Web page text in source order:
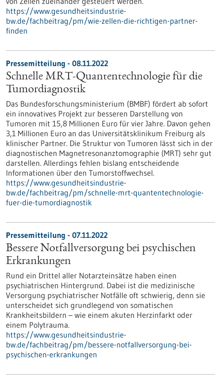
https://www.gesundheitsindustrie-
bw.de/fachbeitrag/pm/wie-zellen-die-richtigen-partner-
finden
Pressemitteilung - 08.11.2022
Schnelle MRT-Quantentechnologie für die
Tumordiagnostik
Das Bundesforschungsministerium (BMBF) fördert ab sofort
ein innovatives Projekt zur besseren Darstellung von
Tumoren mit 15,8 Millionen Euro für vier Jahre. Davon gehen
3,1 Millionen Euro an das Universitätsklinikum Freiburg als
klinischer Partner. Die Struktur von Tumoren lässt sich in der
diagnostischen Magnetresonanztomographie (MRT) sehr gut
darstellen. Allerdings fehlen bislang entscheidende
Informationen über den Tumorstoffwechsel.
https://www.gesundheitsindustrie-
bw.de/fachbeitrag/pm/schnelle-mrt-quantentechnologie-
fuer-die-tumordiagnostik
Pressemitteilung - 07.11.2022
Bessere Notfallversorgung bei psychischen
Erkrankungen
Rund ein Drittel aller Notarzteinsätze haben einen
psychiatrischen Hintergrund. Dabei ist die medizinische
Versorgung psychiatrischer Notfälle oft schwierig, denn sie
unterscheidet sich grundlegend von somatischen
Krankheitsbildern – wie einem akuten Herzinfarkt oder
einem Polytrauma.
https://www.gesundheitsindustrie-
bw.de/fachbeitrag/pm/bessere-notfallversorgung-bei-
psychischen-erkrankungen